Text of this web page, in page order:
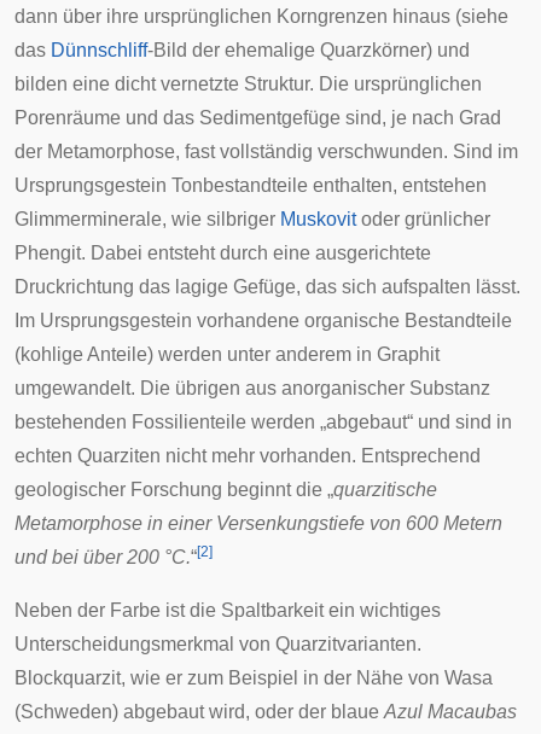
dann über ihre ursprünglichen Korngrenzen hinaus (siehe
das Dünnschliff-Bild der ehemalige Quarzkörner) und
bilden eine dicht vernetzte Struktur. Die ursprünglichen
Porenräume und das Sedimentgefüge sind, je nach Grad
der Metamorphose, fast vollständig verschwunden. Sind im
Ursprungsgestein Tonbestandteile enthalten, entstehen
Glimmerminerale, wie silbriger Muskovitoder grünlicher
Phengit. Dabei entsteht durch eine ausgerichtete
Druckrichtung das lagige Gefüge, das sich aufspalten lässt.
Im Ursprungsgestein vorhandene organische Bestandteile
(kohlige Anteile) werden unter anderem in Graphit
umgewandelt. Die übrigen aus anorganischer Substanz
bestehenden Fossilienteile werden „abgebaut“ und sind in
echten Quarziten nicht mehr vorhanden. Entsprechend
geologischer Forschung beginnt die „quarzitische
Metamorphose in einer Versenkungstiefe von 600 Metern
und bei über 200 °C.“[2]
Neben der Farbe ist die Spaltbarkeit ein wichtiges
Unterscheidungsmerkmal von Quarzitvarianten.
Blockquarzit, wie er zum Beispiel in der Nähe von Wasa
(Schweden) abgebaut wird, oder der blaue Azul Macaubas